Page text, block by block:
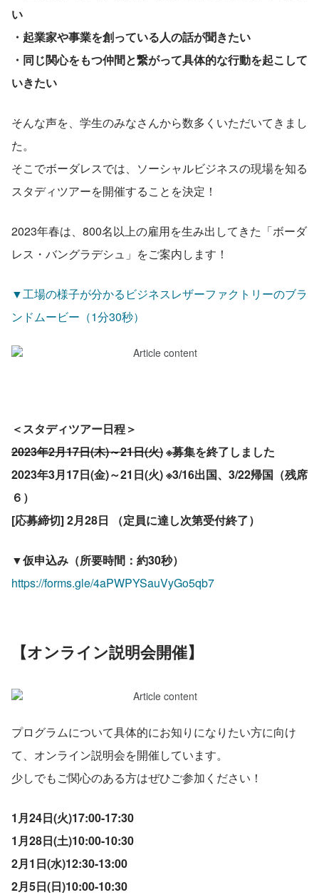
い
・起業家や事業を創っている人の話が聞きたい
・同じ関心をもつ仲間と繋がって具体的な行動を起こして
いきたい
そんな声を、学生のみなさんから数多くいただいてきまし
た。
そこでボーダレスでは、ソーシャルビジネスの現場を知る
スタディツアーを開催することを決定！
2023年春は、800名以上の雇用を生み出してきた「ボーダ
レス・バングラデシュ」をご案内します！
▼工場の様子が分かるビジネスレザーファクトリーのブラ
ンドムービー（1分30秒）
＜スタディツアー日程＞
2023年2月17日(木)～21日(火) ※募集を終了しました
2023年3月17日(金)～21日(火) ※3/16出国、3/22帰国（残席
６）
[応募締切] 2月28日 （定員に達し次第受付終了）
▼仮申込み（所要時間：約30秒）
https://forms.gle/4aPWPYSauVyGo5qb7
【オンライン説明会開催】
プログラムについて具体的にお知りになりたい方に向け
て、オンライン説明会を開催しています。
少しでもご関心のある方はぜひご参加ください！
1月24日(火)17:00-17:30
1月28日(土)10:00-10:30
2月1日(水)12:30-13:00
2月5日(日)10:00-10:30